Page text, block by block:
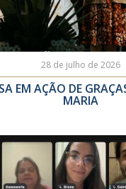
28 de julho de 2026
EM AÇÃO DE
MARIA